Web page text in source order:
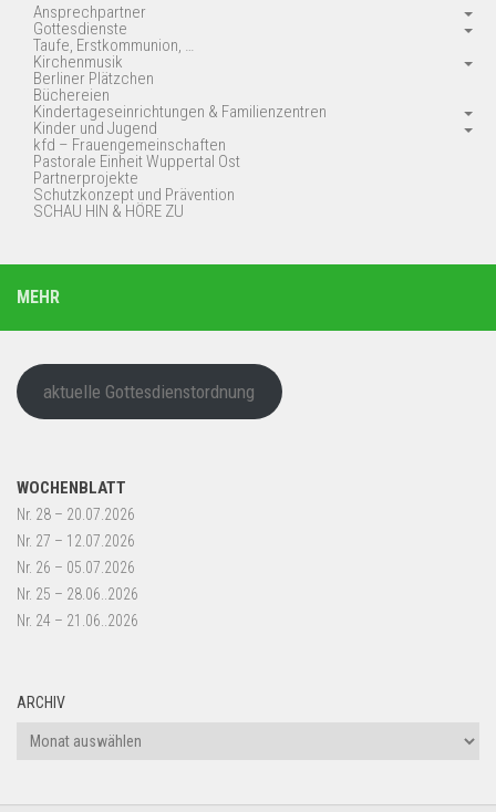
Ansprechpartner
Gottesdienste
Taufe, Erstkommunion, …
Kirchenmusik
Berliner Plätzchen
Büchereien
Kindertageseinrichtungen & Familienzentren
Kinder und Jugend
kfd – Frauengemeinschaften
Pastorale Einheit Wuppertal Ost
Partnerprojekte
Schutzkonzept und Prävention
SCHAU HIN & HÖRE ZU
MEHR
aktuelle Gottesdienstordnung
WOCHENBLATT
Nr. 28 – 20.07.2026
Nr. 27 – 12.07.2026
Nr. 26 – 05.07.2026
Nr. 25 – 28.06..2026
Nr. 24 – 21.06..2026
ARCHIV
Archiv